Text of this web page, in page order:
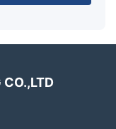
CO.,LTD